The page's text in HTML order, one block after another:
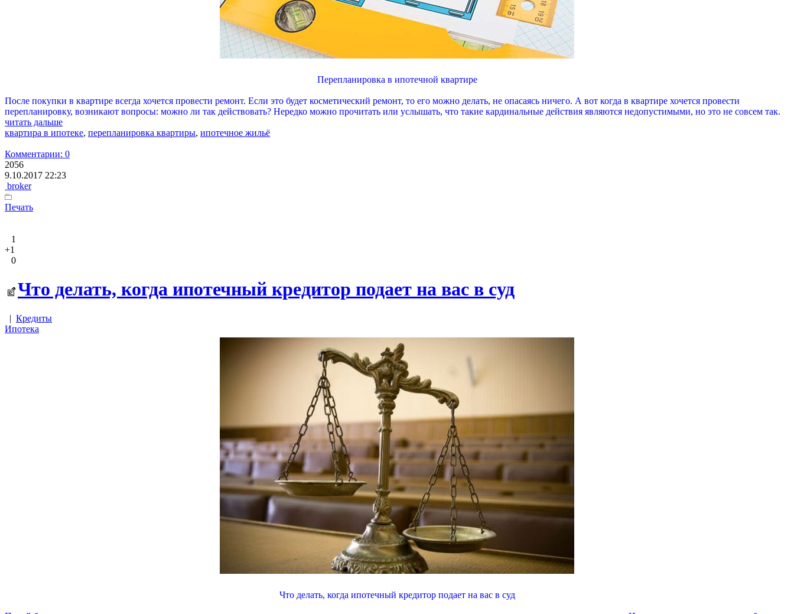
Перепланировка в ипотечной квартире
После покупки в квартире всегда хочется провести ремонт. Если это будет косметический ремонт, то его можно делать, не опасаясь ничего. А вот когда в квартире хочется провести
перепланировку, возникают вопросы: можно ли так действовать? Нередко можно прочитать или услышать, что такие кардинальные действия являются недопустимыми, но это не совсем так.
читать дальше
квартира в ипотеке, перепланировка квартиры, ипотечное жильё
Комментарии: 0
2056
9.10.2017 22:23
broker
Печать
1
+1
0
Что делать, когда ипотечный кредитор подает на вас в суд
| Кредиты
Ипотека
Что делать, когда ипотечный кредитор подает на вас в суд